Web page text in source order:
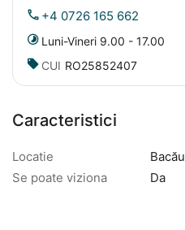
+4 0726 165 662
Luni-Vineri 9.00 - 17.00
CUI RO25852407
Caracteristici
Locatie
Bacău
Se poate viziona
Da